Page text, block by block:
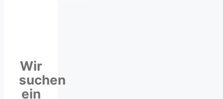
Wir
suchen
ein